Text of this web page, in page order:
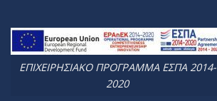
ΕΠΙΧΕΙΡΗΣΙΑΚΟ ΠΡΟΓΡΑΜΜΑ ΕΣΠΑ 2014-
2020